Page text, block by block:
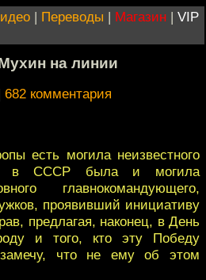
| Переводы | Магазин | VIP
на линии
682 комментария
есть могила неизвестного
в СССР была и могила
главнокомандующего,
проявивший инициативу
предлагая, наконец, в День
и того, кто эту Победу
замечу, что не ему об этом